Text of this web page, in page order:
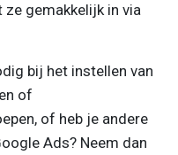
ze gemakkelijk in via
bij het instellen van
of
of heb je andere
Ads? Neem dan